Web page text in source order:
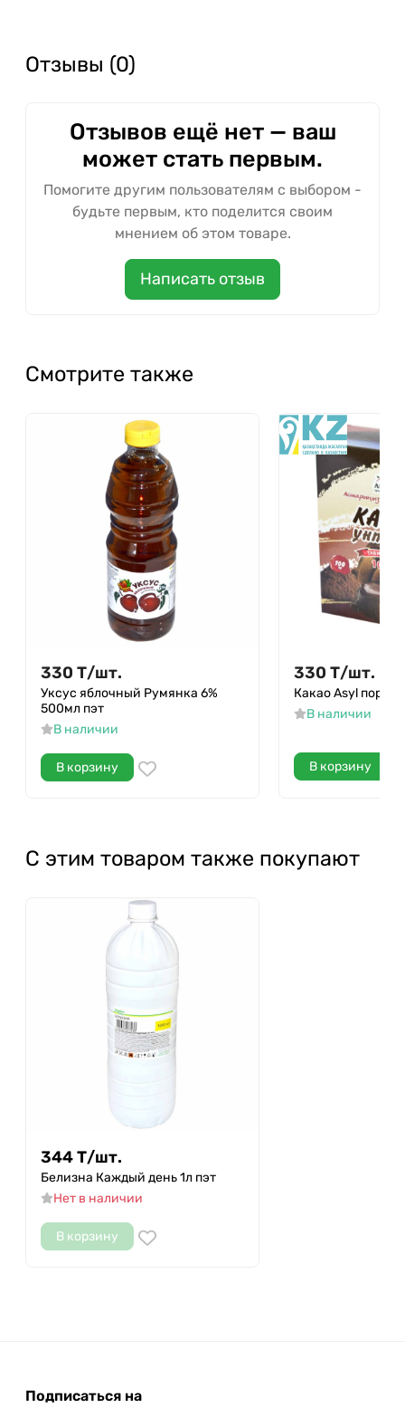
Отзывы (0)
Отзывов ещё нет — ваш
может стать первым.
Помогите другим пользователям с выбором -
будьте первым, кто поделится своим
мнением об этом товаре.
Написать отзыв
Смотрите также
330 Т/шт.
Уксус яблочный Румянка 6%
500мл пэт
В наличии
В корзину
330 Т/шт.
Какао Asyl
В наличии
В корзину
С этим товаром также покупают
344Т/шт.
Белизна Каждый день 1л пэт
Нет в наличии
В корзину
Подписаться на